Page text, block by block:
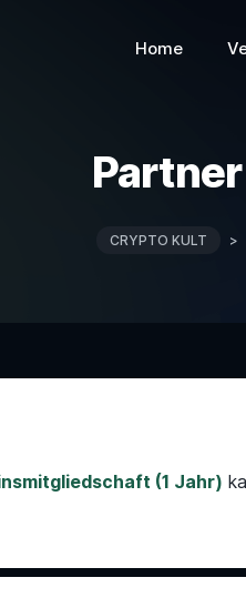
Home
CRYPTO KULT >
(1 Jahr)